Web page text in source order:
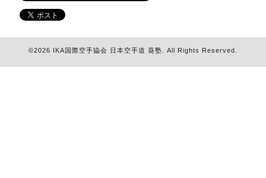
©2026 IKA国際空手協会 日本空手道 葵塾 . All Rights Reserved.